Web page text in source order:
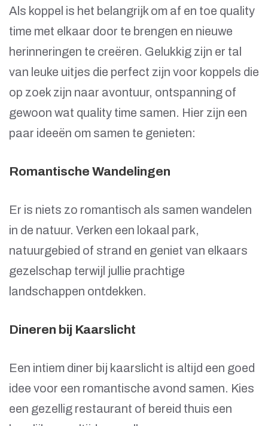
Als koppel is het belangrijk om af en toe quality
time met elkaar door te brengen en nieuwe
herinneringen te creëren. Gelukkig zijn er tal
van leuke uitjes die perfect zijn voor koppels die
op zoek zijn naar avontuur, ontspanning of
gewoon wat quality time samen. Hier zijn een
paar ideeën om samen te genieten:
Romantische Wandelingen
Er is niets zo romantisch als samen wandelen
in de natuur. Verken een lokaal park,
natuurgebied of strand en geniet van elkaars
gezelschap terwijl jullie prachtige
landschappen ontdekken.
Dineren bij Kaarslicht
Een intiem diner bij kaarslicht is altijd een goed
idee voor een romantische avond samen. Kies
een gezellig restaurant of bereid thuis een